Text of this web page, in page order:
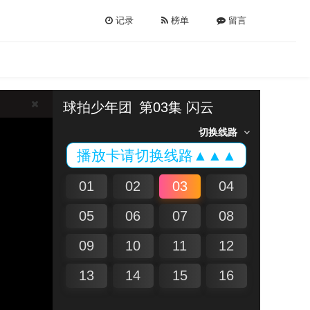
记录 榜单 留言
球拍少年团 第03集 闪云
切换线路
播放卡请切换线路▲▲▲
01 02 03
04
05
06 07
08
09
10 11
12
13
14 15 16